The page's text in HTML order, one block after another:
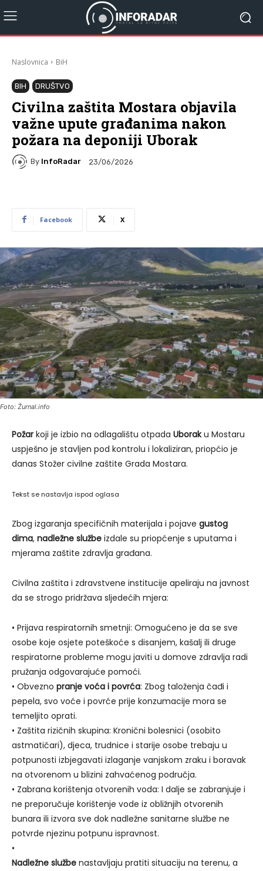
Naslovnica BiH
BIH DRUŠTVO
Civilna zaštita Mostara objavila
važne upute građanima nakon
požara na deponiji Uborak
By InfoRadar 23/06/2026
Facebook X
Foto: Žurnal.info
Požar koji je izbio na odlagalištu otpada Uboraku Mostaru
uspješno je stavljen pod kontrolu i lokaliziran, priopćio je
danas Stožer civilne zaštite Grada Mostara.
Tekst se nastavlja ispod oglasa
Zbog izgaranja specifičnih materijala i pojave gustog
dima, nadležne službe izdale su priopćenje s uputama i
mjerama zaštite zdravlja građana.
Civilna zaštita i zdravstvene institucije apeliraju na javnost
da se strogo pridržava sljedećih mjera:
• Prijava respiratornih smetnji: Omogućeno je da se sve
osobe koje osjete poteškoće s disanjem, kašalj ili druge
respiratorne probleme mogu javiti u domove zdravlja radi
pružanja odgovarajuće pomoći.
• Obvezno pranje voća i povrća: Zbog taloženja čađi i
pepela, svo voće i povrće prije konzumacije mora se
temeljito oprati.
• Zaštita rizičnih skupina: Kronični bolesnici (osobito
astmatičari), djeca, trudnice i starije osobe trebaju u
potpunosti izbjegavati izlaganje vanjskom zraku i boravak
na otvorenom u blizini zahvaćenog područja.
• Zabrana korištenja otvorenih voda: I dalje se zabranjuje i
ne preporučuje korištenje vode iz obližnjih otvorenih
bunara ili izvora sve dok nadležne sanitarne službe ne
potvrde njezinu potpunu ispravnost.
•
Nadležne službe nastavljaju pratiti situaciju na terenu, a